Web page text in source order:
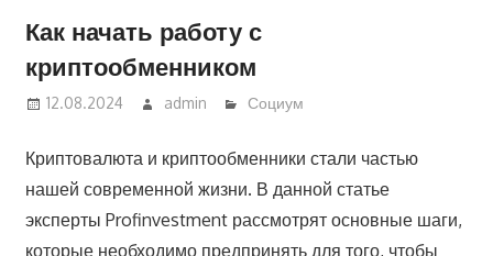
Как начать работу с
криптообменником
12.08.2024 admin Социум
Криптовалюта и криптообменники стали частью
нашей современной жизни. В данной статье
эксперты Profinvestment рассмотрят основные шаги,
которые необходимо предпринять для того, чтобы